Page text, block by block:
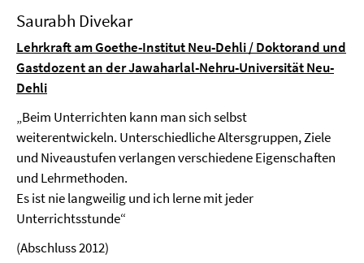
Saurabh Divekar
Lehrkraft am Goethe-Institut Neu-Dehli / Doktorand und
Gastdozent an der Jawaharlal-Nehru-Universität Neu-
Dehli
„Beim Unterrichten kann man sich selbst
weiterentwickeln. Unterschiedliche Altersgruppen, Ziele
und Niveaustufen verlangen verschiedene Eigenschaften
und Lehrmethoden.
Es ist nie langweilig und ich lerne mit jeder
Unterrichtsstunde“
(Abschluss 2012)